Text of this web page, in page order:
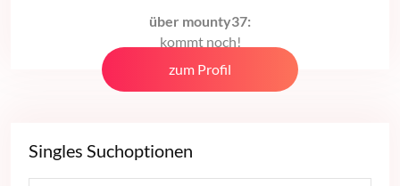
über mounty37:
kommt noch!
zum Profil
Singles Suchoptionen